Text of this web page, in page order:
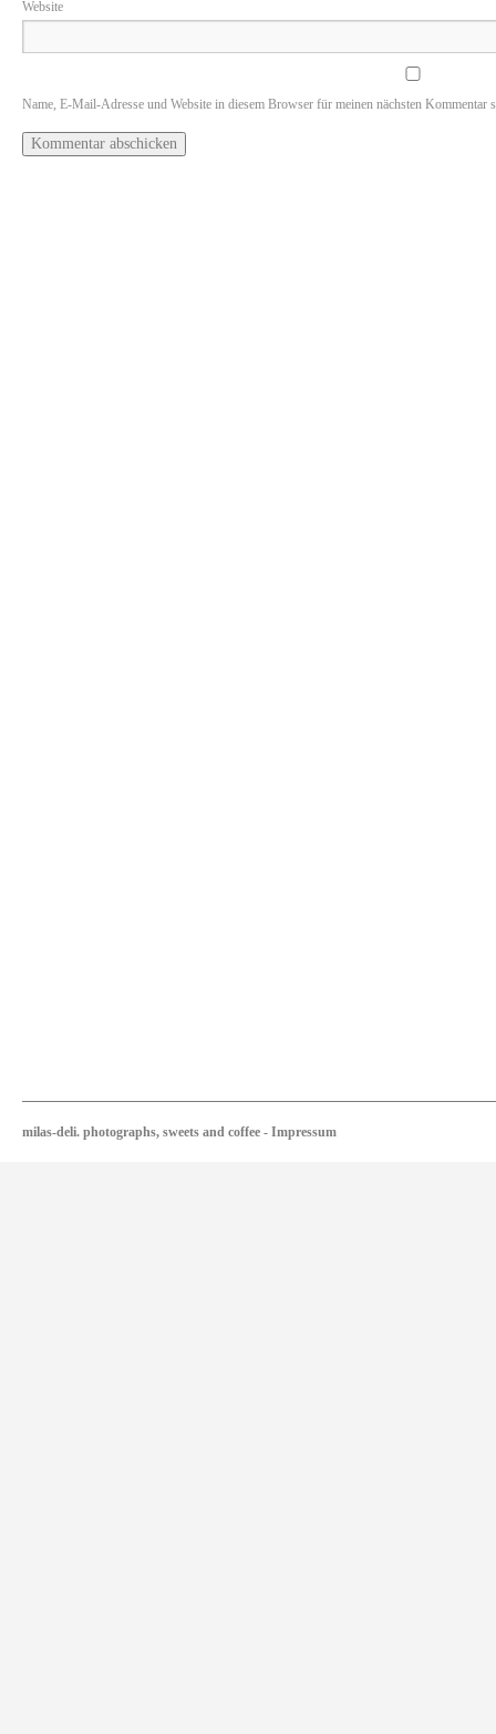
Website
Name, E-Mail-Adresse und Website in diesem Browser für meinen nächsten Kommentar
milas-deli. photographs, sweets and coffee - Impressum